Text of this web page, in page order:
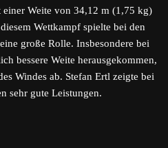
Weite von 34,12 m (1,75 kg)
Wettkampf spielte bei den
große Rolle. Insbesondere bei
bessere Weite herausgekommen,
Windes ab. Stefan Ertl zeigte bei
sehr gute Leistungen.